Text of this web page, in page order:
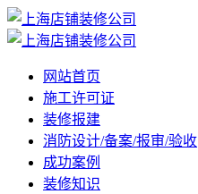
网站首页
施工许可证
装修报建
消防设计/备案/报审/验收
成功案例
装修知识